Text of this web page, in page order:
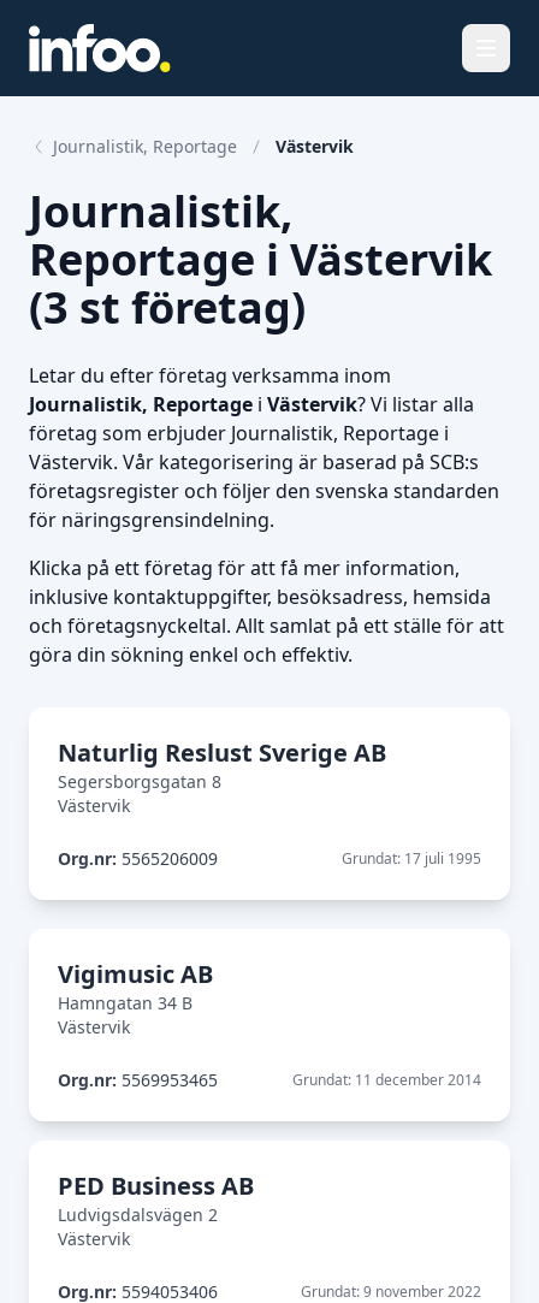
Journalistik, Reportage Västervik
Journalistik,
Reportage i Västervik
(3 st företag)
Letar du efter företag verksamma inom
Journalistik, Reportage i Västervik? Vi listar alla
företag som erbjuder Journalistik, Reportage i
Västervik. Vår kategorisering är baserad på SCB:s
företagsregister och följer den svenska standarden
för näringsgrensindelning.
Klicka på ett företag för att få mer information,
inklusive kontaktuppgifter, besöksadress, hemsida
och företagsnyckeltal. Allt samlat på ett ställe för att
göra din sökning enkel och effektiv.
Naturlig Reslust Sverige AB
Segersborgsgatan 8
Västervik
Org.nr: 5565206009 Grundat: 17 juli 1995
Vigimusic AB
Hamngatan 34 B
Västervik
Org.nr: 5569953465 Grundat: 11 december 2014
PED Business AB
Ludvigsdalsvägen 2
Västervik
Org.nr: 5594053406 Grundat: 9 november 2022